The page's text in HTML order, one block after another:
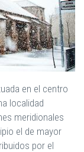
en el centro
localidad
meridionales
el de mayor
por el